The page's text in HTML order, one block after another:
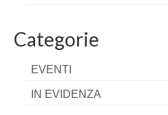
Categorie
EVENTI
IN EVIDENZA